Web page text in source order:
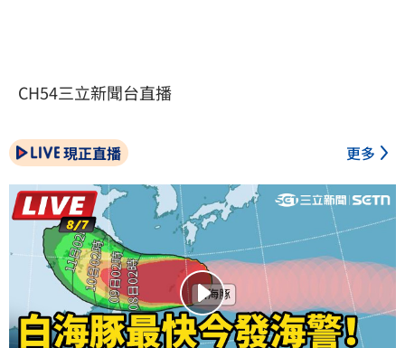
CH54三立新聞台直播
現正直播 更多